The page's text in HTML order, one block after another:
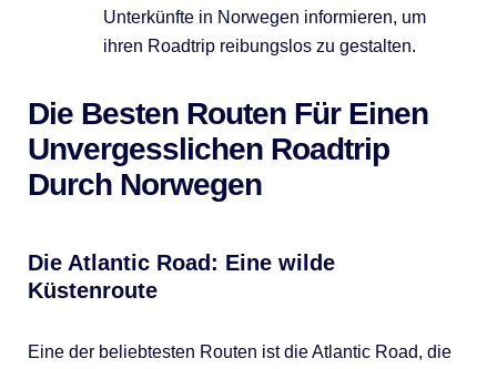
Unterkünfte in Norwegen informieren, um
ihren Roadtrip reibungslos zu gestalten.
Die Besten Routen Für Einen
Unvergesslichen Roadtrip
Durch Norwegen
Die Atlantic Road: Eine wilde
Küstenroute
Eine der beliebtesten Routen ist die Atlantic Road, die